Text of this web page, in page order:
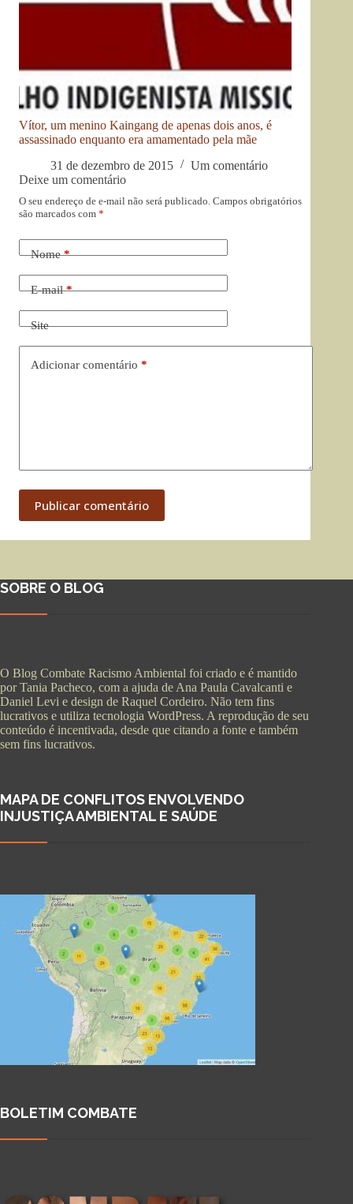
Vítor, um menino Kaingang de apenas dois anos, é
assassinado enquanto era amamentado pela mãe
31 de dezembro de 2015
Um comentário
Deixe um comentário
O seu endereço de e-mail não será publicado. Campos obrigatórios
são marcados com *
Nome*
E-mail*
Site
Adicionar comentário *
Publicar comentário
SOBRE O BLOG
O Blog Combate Racismo Ambiental foi criado e é mantido
por Tania Pacheco, com a ajuda de Ana Paula Cavalcanti e
Daniel Levi e design de Raquel Cordeiro. Não tem fins
lucrativos e utiliza tecnologia WordPress. A reprodução de seu
conteúdo é incentivada, desde que citando a fonte e também
sem fins lucrativos.
MAPA DE CONFLITOS ENVOLVENDO
INJUSTIÇA AMBIENTAL E SAÚDE
BOLETIM COMBATE